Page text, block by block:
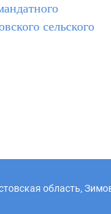
сельского
область,